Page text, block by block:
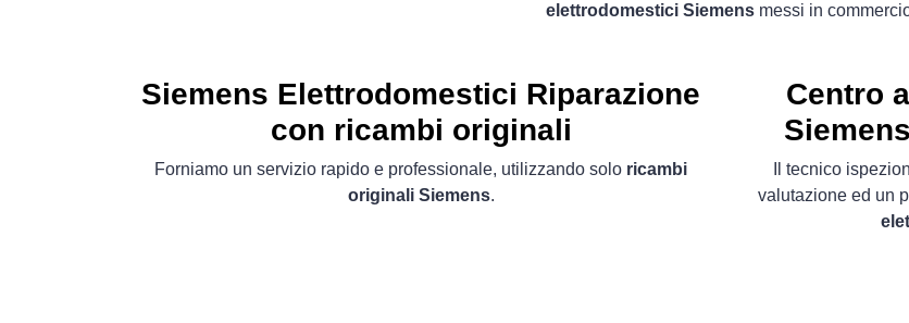
elettrodomestici Siemensmessi in
Siemens Elettrodomestici Riparazione
con ricambi originali
Forniamo un servizio rapido e professionale, utilizzando solo ricambi
originali Siemens.
Centro
Il tecnico
valutazione ed un